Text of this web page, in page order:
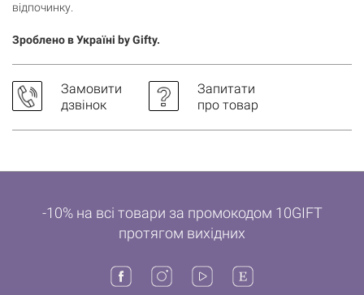
відпочинку.
Зроблено в Україні by Gifty.
Замовити
дзвінок
Запитати
про товар
-10% на всі товари за промокодом 10GIFT
протягом вихідних